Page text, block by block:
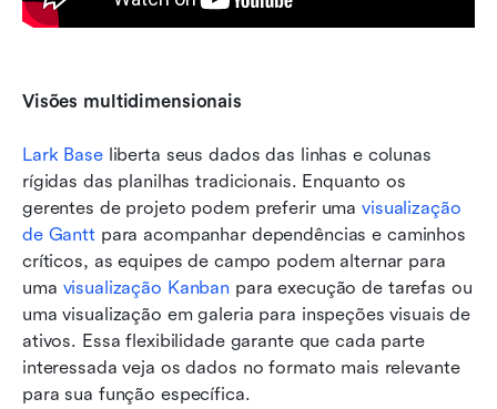
Visões multidimensionais
Lark Base liberta seus dados das linhas e colunas
rígidas das planilhas tradicionais. Enquanto os
gerentes de projeto podem preferir uma visualização
de Gantt para acompanhar dependências e caminhos
críticos, as equipes de campo podem alternar para
uma visualização Kanban para execução de tarefas ou
uma visualização em galeria para inspeções visuais de
ativos. Essa flexibilidade garante que cada parte
interessada veja os dados no formato mais relevante
para sua função específica.